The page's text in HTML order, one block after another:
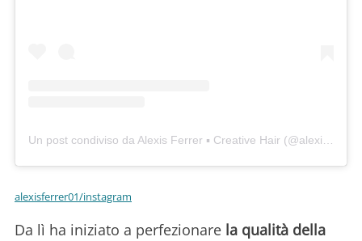
alexisferrer01/instagram
Da lì ha iniziato a perfezionare la qualità della